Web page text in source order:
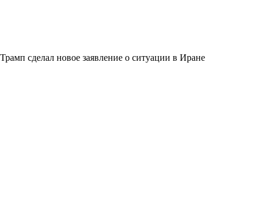
Трамп сделал новое заявление о ситуации в Иране